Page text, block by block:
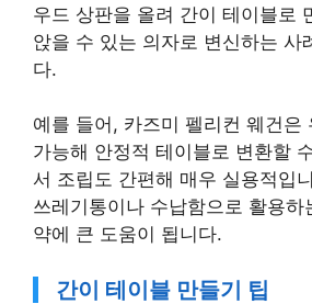
우드 상판을 올려 간이 테이블로
앉을 수 있는 의자로 변신하는 사
다.
예를 들어, 카즈미 펠리컨 웨건은
가능해 안정적 테이블로 변환할
서 조립도 간편해 매우 실용적입
쓰레기통이나 수납함으로 활용하
약에 큰 도움이 됩니다.
간이 테이블 만들기 팁